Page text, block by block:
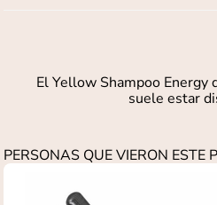
El Yellow Shampoo
suele estar
PERSONAS QUE VIERON